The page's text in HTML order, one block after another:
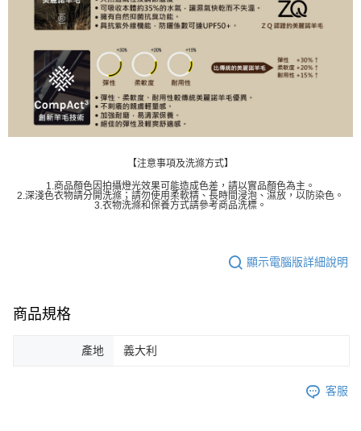
【注意事項及洗滌方式】
1.商品顏色因拍攝燈光效果可能造成色差，請以實品顏色為主。
2.深淺色衣物請分開洗滌；請勿使用柔軟精、長時間浸泡、濕放，以防染色。
3.衣物洗滌和保養方式請參考商品洗標。
顯示電腦版詳細說明
商品規格
產地 義大利
客服